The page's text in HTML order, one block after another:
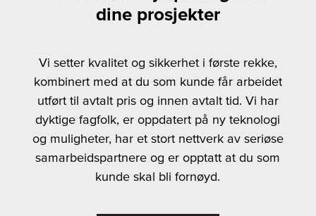
dine prosjekter
Vi setter kvalitet og sikkerhet i første rekke,
kombinert med at du som kunde får arbeidet
utført til avtalt pris og innen avtalt tid. Vi har
dyktige fagfolk, er oppdatert på ny teknologi
og muligheter, har et stort nettverk av seriøse
samarbeidspartnere og er opptatt at du som
kunde skal bli fornøyd.